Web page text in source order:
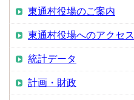
東通村役場のご案内
東通村役場へのアクセス
統計データ
計画・財政